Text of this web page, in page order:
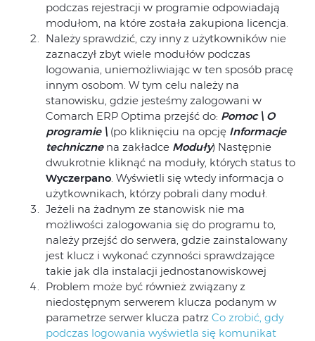
podczas rejestracji w programie odpowiadają
modułom, na które została zakupiona licencja.
Należy sprawdzić, czy inny z użytkowników nie
zaznaczył zbyt wiele modułów podczas
logowania, uniemożliwiając w ten sposób pracę
innym osobom. W tym celu należy na
stanowisku, gdzie jesteśmy zalogowani w
Comarch ERP Optima przejść do: Pomoc \ O
programie \ (po kliknięciu na opcję Informacje
technicznena zakładce Moduły) Następnie
dwukrotnie kliknąć na moduły, których status to
Wyczerpano. Wyświetli się wtedy informacja o
użytkownikach, którzy pobrali dany moduł.
Jeżeli na żadnym ze stanowisk nie ma
możliwości zalogowania się do programu to,
należy przejść do serwera, gdzie zainstalowany
jest klucz i wykonać czynności sprawdzające
takie jak dla instalacji jednostanowiskowej
Problem może być również związany z
niedostępnym serwerem klucza podanym w
parametrze serwer klucza patrz Co zrobić, gdy
podczas logowania wyświetla się komunikat